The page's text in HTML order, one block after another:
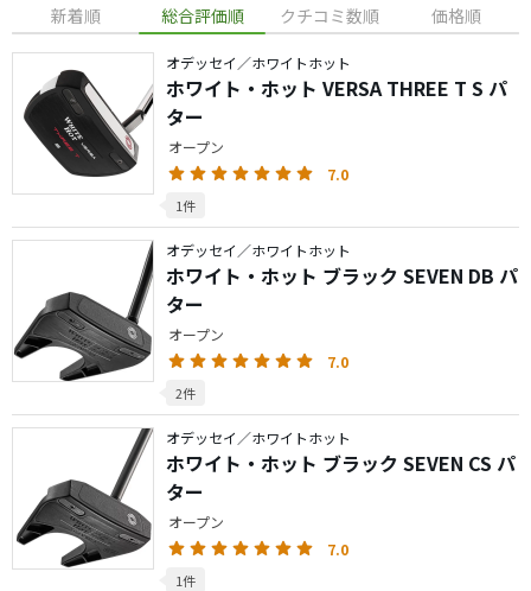
新着順 総合評価順 クチコミ数順 価格順
オデッセイ／ホワイトホット
ホワイト・ホット VERSA THREE T S パ
ター
オープン
7.0
1件
オデッセイ／ホワイトホット
ホワイト・ホット ブラック SEVEN DB パ
ター
オープン
7.0
2件
オデッセイ／ホワイトホット
ホワイト・ホット ブラック SEVEN CS パ
ター
オープン
7.0
1件